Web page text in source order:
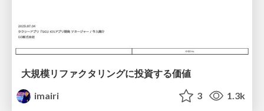
大規模リファクタリングに投資する価値
imairi
3 1.3k